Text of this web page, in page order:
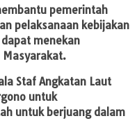
pemerintah
pelaksanaan kebijakan
menekan
Masyarakat.
Staf Angkatan Laut
untuk
untuk berjuang dalam